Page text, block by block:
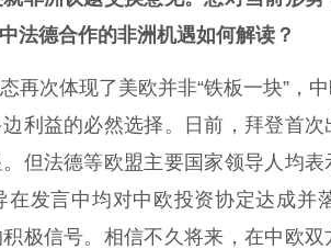
法德合作的非洲机遇如何解读？
再次体现了美欧并非“铁板一块”，
利益的必然选择。日前，拜登首
但法德等欧盟主要国家领导人均
发言中均对中欧投资协定达成并
极信号。相信不久将来，在中欧